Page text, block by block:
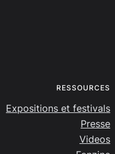
RESSOURCES
Expositions et festivals
Presse
Videos